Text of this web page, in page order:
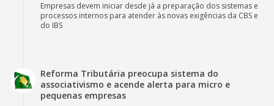
Empresas devem iniciar desde já a preparação dos sistemas e
processos internos para atender às novas exigências da CBS e
do IBS
Reforma Tributária preocupa sistema do
associativismo e acende alerta para micro e
pequenas empresas